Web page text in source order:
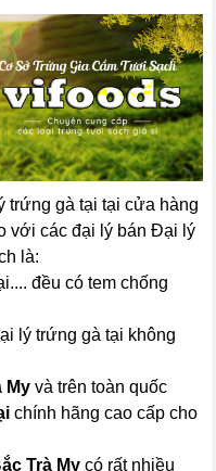
trứng gà tại tại cửa hàng
với các đại lý bán Đại lý
là:
đều có tem chống
lý trứng gà tại không
My và trên toàn quốc
chính hãng cao cấp cho
Trà My có rất nhiều